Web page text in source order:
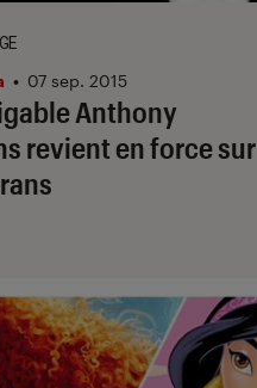
Anthony
revient en force sur
• 07 sep. 2015